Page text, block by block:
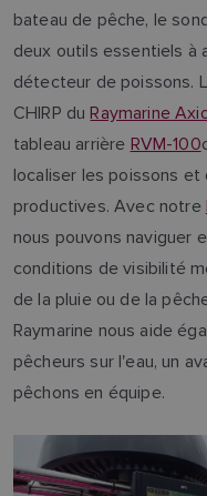
bateau de pêche, le
deux outils essentiels à
détecteur de poissons.
CHIRP duRaymarine
tableau arrière RVM-100
localiser les poissons
productives. Avec notre
nous pouvons naviguer
conditions de visibilité
de la pluie ou de la
Raymarine nous aide
pêcheurs sur l'eau, un
pêchons en équipe.